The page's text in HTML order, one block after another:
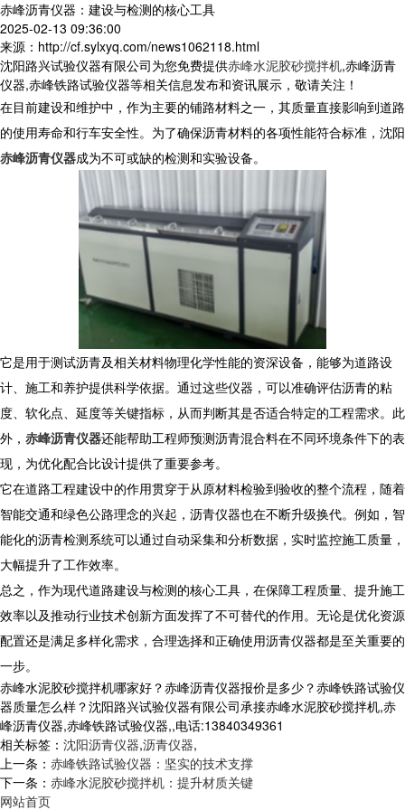
赤峰沥青仪器：建设与检测的核心工具
2025-02-13 09:36:00
来源：http://cf.sylxyq.com/news1062118.html
沈阳路兴试验仪器有限公司为您免费提供赤峰水泥胶砂搅拌机,赤峰沥青
仪器,赤峰铁路试验仪器等相关信息发布和资讯展示，敬请关注！
在目前建设和维护中，作为主要的铺路材料之一，其质量直接影响到道路
的使用寿命和行车安全性。为了确保沥青材料的各项性能符合标准，沈阳
赤峰沥青仪器成为不可或缺的检测和实验设备。
它是用于测试沥青及相关材料物理化学性能的资深设备，能够为道路设
计、施工和养护提供科学依据。通过这些仪器，可以准确评估沥青的粘
度、软化点、延度等关键指标，从而判断其是否适合特定的工程需求。此
外， 赤峰沥青仪器还能帮助工程师预测沥青混合料在不同环境条件下的表
现，为优化配合比设计提供了重要参考。
它在道路工程建设中的作用贯穿于从原材料检验到验收的整个流程，随着
智能交通和绿色公路理念的兴起，沥青仪器也在不断升级换代。例如，智
能化的沥青检测系统可以通过自动采集和分析数据，实时监控施工质量，
大幅提升了工作效率。
总之，作为现代道路建设与检测的核心工具，在保障工程质量、提升施工
效率以及推动行业技术创新方面发挥了不可替代的作用。无论是优化资源
配置还是满足多样化需求，合理选择和正确使用沥青仪器都是至关重要的
一步。
赤峰水泥胶砂搅拌机哪家好？赤峰沥青仪器报价是多少？赤峰铁路试验仪
器质量怎么样？沈阳路兴试验仪器有限公司承接赤峰水泥胶砂搅拌机,赤
峰沥青仪器,赤峰铁路试验仪器,,电话:13840349361
相关标签： 沈阳沥青仪器,沥青仪器,
上一条： 赤峰铁路试验仪器：坚实的技术支撑
下一条： 赤峰水泥胶砂搅拌机：提升材质关键
网站首页